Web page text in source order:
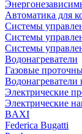
Автоматика для
Системы
Системы
Системы
Водонагреватели
Газовые
Водонагреватели
Электрические
Электрические
BAXI
Federica Bugatti